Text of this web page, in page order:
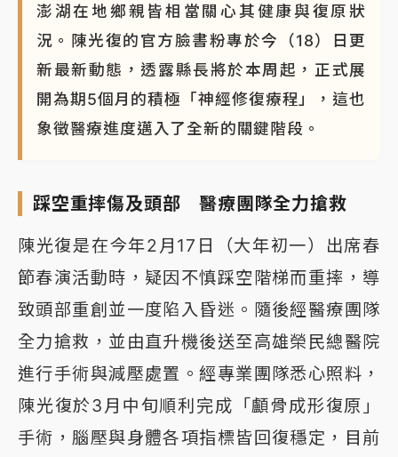
澎湖在地鄉親皆相當關心其健康與復原狀
況。陳光復的官方臉書粉專於今（18）日更
新最新動態，透露縣長將於本周起，正式展
開為期5個月的積極「神經修復療程」，這也
象徵醫療進度邁入了全新的關鍵階段。
踩空重摔傷及頭部 醫療團隊全力搶救
陳光復是在今年2月17日（大年初一）出席春
節春演活動時，疑因不慎踩空階梯而重摔，導
致頭部重創並一度陷入昏迷。隨後經醫療團隊
全力搶救，並由直升機後送至高雄榮民總醫院
進行手術與減壓處置。經專業團隊悉心照料，
陳光復於3月中旬順利完成「顱骨成形復原」
手術，腦壓與身體各項指標皆回復穩定，目前